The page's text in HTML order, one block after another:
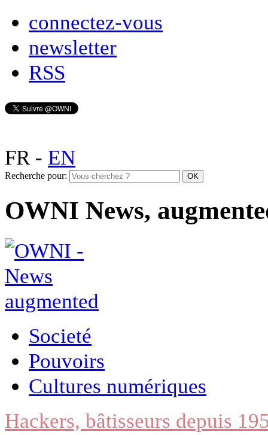
connectez-vous
newsletter
RSS
FR- EN
Recherche pour:
OWNI News,
Societé
Pouvoirs
Cultures numériques
Hackers, bâtisseurs depuis